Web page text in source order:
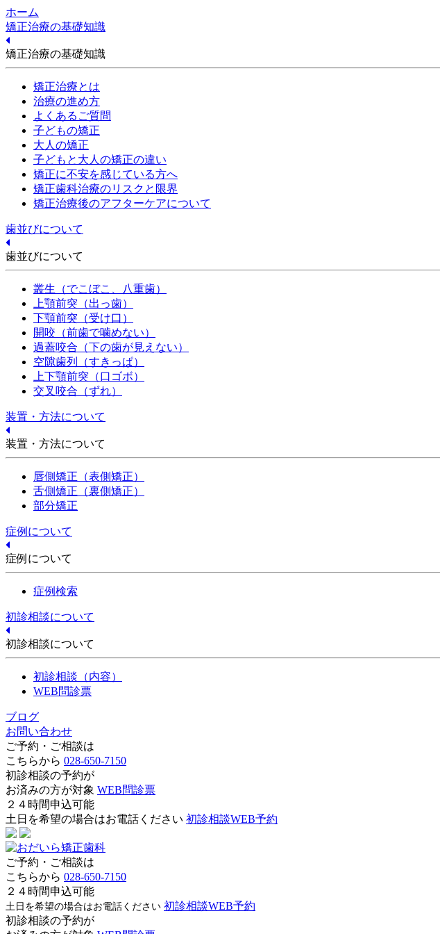
ホーム
矯正治療の基礎知識
矯正治療の基礎知識
矯正治療とは
治療の進め方
よくあるご質問
子どもの矯正
大人の矯正
子どもと大人の矯正の違い
矯正に不安を感じている方へ
矯正歯科治療のリスクと限界
矯正治療後のアフターケアについて
歯並びについて
歯並びについて
叢生（でこぼこ、八重歯）
上顎前突（出っ歯）
下顎前突（受け口）
開咬（前歯で噛めない）
過蓋咬合（下の歯が見えない）
空隙歯列（すきっぱ）
上下顎前突（口ゴボ）
交叉咬合（ずれ）
装置・方法について
装置・方法について
唇側矯正（表側矯正）
舌側矯正（裏側矯正）
部分矯正
症例について
症例について
症例検索
初診相談について
初診相談について
初診相談（内容）
WEB問診票
ブログ
お問い合わせ
ご予約・ご相談は
こちらから 028-650-7150
初診相談の予約が
お済みの方が対象 WEB問診票
２４時間申込可能
土日を希望の場合はお電話ください 初診相談WEB予約
ご予約・ご相談は
こちらから 028-650-7150
２４時間申込可能
土日を希望の場合はお電話ください 初診相談WEB予約
初診相談の予約が